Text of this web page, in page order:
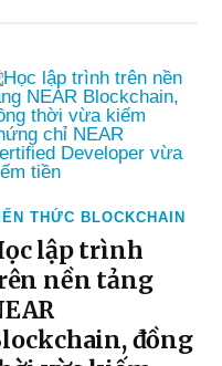
THỨC BLOCKCHAIN
lập trình
nền tảng
đồng